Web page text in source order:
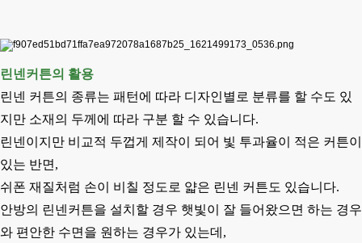
린넨커튼의 활용
린넨 커튼의 종류는 패턴에 따라 디자인별로 분류를 할 수도 있
지만 소재의 두께에 따라 구분 할 수 있습니다.
린넨이지만 비교적 두껍게 제작이 되어 빛 투과율이 적은 커튼이
있는 반면,
쉬폰 재질처럼 손이 비칠 정도로 얇은 린넨 커튼도 있습니다.
안방의 린넨커튼을 설치할 경우 햇빛이 잘 들어왔으면 하는 경우
와 편안한 수면을 원하는 경우가 있는데,